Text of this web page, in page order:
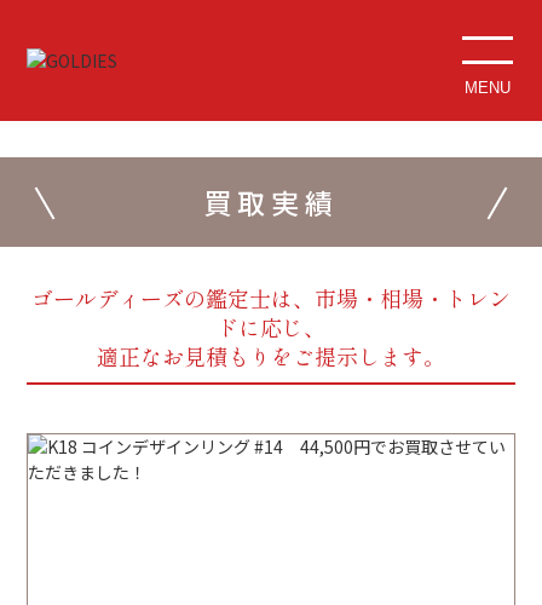
MENU
買取実績
ゴールディーズの鑑定士は、市場・相場・トレン
ドに応じ、
適正なお見積もりをご提示します。